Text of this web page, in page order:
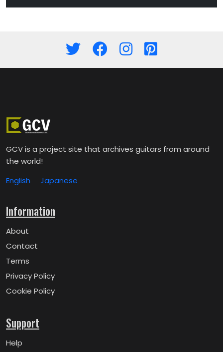
GCV is a project site that archives guitars from around
the world!
English
Japanese
Information
About
Contact
Terms
Privacy Policy
Cookie Policy
Support
Help